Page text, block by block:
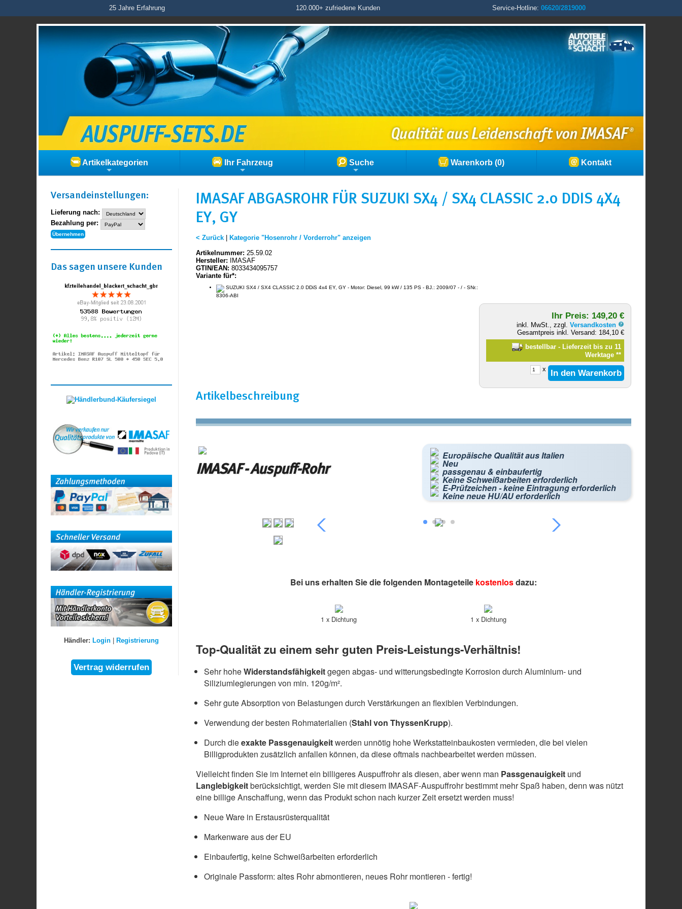
25 Jahre Erfahrung 120.000+ zufriedene Kunden Service-Hotline: 06620/2819000
Artikelkategorien Ihr Fahrzeug Suche Warenkorb (0) Kontakt
IMASAF ABGASROHR FÜR SUZUKI SX4 / SX4 CLASSIC 2.0 DDIS 4X4
EY, GY
< Zurück|
Kategorie "Hosenrohr / Vorderrohr" anzeigen
Artikelnummer: 25.59.02
Hersteller: IMASAF
GTIN/EAN: 8033434095757
Variante für*:
SUZUKI SX4 / SX4 CLASSIC 2.0 DDiS 4x4 EY, GY - Motor: Diesel, 99 kW / 135 PS - BJ.: 2009/07 - / - SNr.:
8306-ABI
Ihr Preis: 149,20 €
inkl. MwSt., zzgl.Versandkosten
Gesamtpreis inkl. Versand: 184,10 €
bestellbar - Lieferzeit bis zu 11
Werktage **
x
Artikelbeschreibung
IMASAF - Auspuff-Rohr
Europäische Qualität aus Italien
Neu
passgenau & einbaufertig
Keine Schweißarbeiten erforderlich
E-Prüfzeichen - keine Eintragung erforderlich
Keine neue HU/AU erforderlich
Bei uns erhalten Sie die folgenden Montageteile kostenlosdazu:
1 x Dichtung 1 x Dichtung
Top-Qualität zu einem sehr guten Preis-Leistungs-Verhältnis!
Sehr hoheWiderstandsfähigkeitgegen abgas- und witterungsbedingte Korrosion durch Aluminium- und
Siliziumlegierungen von min. 120g/m².
Sehr gute Absorption von Belastungen durch Verstärkungen an flexiblen Verbindungen.
Verwendung der besten Rohmaterialien (Stahl von ThyssenKrupp).
Durch dieexakte Passgenauigkeitwerden unnötig hohe Werkstatteinbaukosten vermieden, die bei vielen
Billigprodukten zusätzlich anfallen können, da diese oftmals nachbearbeitet werden müssen.
Vielleicht finden Sie im Internet ein billigeres Auspuffrohr als diesen, aber wenn man Passgenauigkeit und
Langlebigkeitberücksichtigt, werden Sie mit diesem IMASAF-Auspuffrohr bestimmt mehr Spaß haben, denn was nützt
eine billige Anschaffung, wenn das Produkt schon nach kurzer Zeit ersetzt werden muss!
Neue Ware in Erstausrüsterqualität
Markenware aus der EU
Einbaufertig, keine Schweißarbeiten erforderlich
Originale Passform: altes Rohr abmontieren, neues Rohr montieren - fertig!
Versand­einstellungen:
Lieferung nach:
Bezahlung per:
Das sagen unsere Kunden
Händler: Login| Registrierung